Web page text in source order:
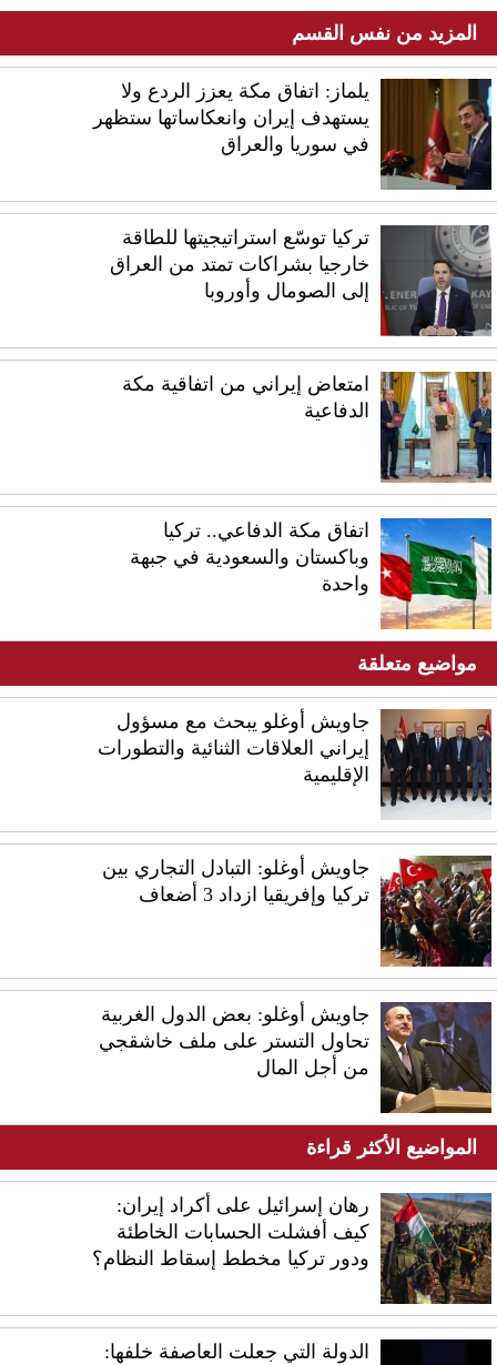
المزيد من نفس القسم
يلماز: اتفاق مكة يعزز الردع ولا
يستهدف إيران وانعكاساتها ستظهر
في سوريا والعراق
تركيا توسّع استراتيجيتها للطاقة
خارجيا بشراكات تمتد من العراق
إلى الصومال وأوروبا
امتعاض إيراني من اتفاقية مكة
الدفاعية
اتفاق مكة الدفاعي.. تركيا
وباكستان والسعودية في جبهة
واحدة
مواضيع متعلقة
جاويش أوغلو يبحث مع مسؤول
إيراني العلاقات الثنائية والتطورات
الإقليمية
جاويش أوغلو: التبادل التجاري بين
تركيا وإفريقيا ازداد 3 أضعاف
جاويش أوغلو: بعض الدول الغربية
تحاول التستر على ملف خاشقجي
من أجل المال
المواضيع الأكثر قراءة
رهان إسرائيل على أكراد إيران:
كيف أفشلت الحسابات الخاطئة
ودور تركيا مخطط إسقاط النظام؟
الدولة التي جعلت العاصفة خلفها: